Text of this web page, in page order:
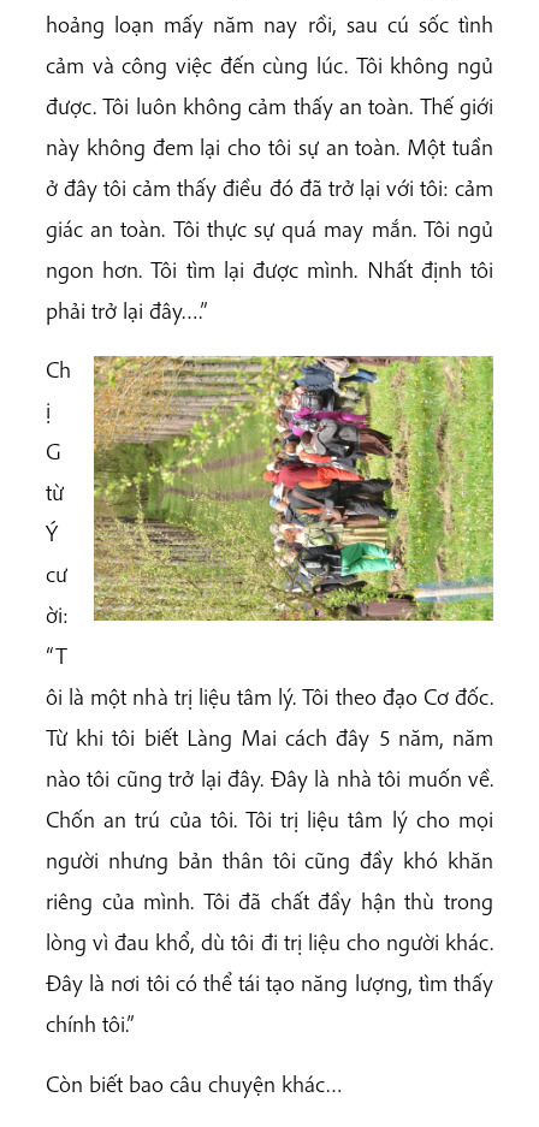
hoảng loạn mấy năm nay rồi, sau cú sốc tình
cảm và công việc đến cùng lúc. Tôi không ngủ
được. Tôi luôn không cảm thấy an toàn. Thế giới
này không đem lại cho tôi sự an toàn. Một tuần
ở đây tôi cảm thấy điều đó đã trở lại với tôi: cảm
giác an toàn. Tôi thực sự quá may mắn. Tôi ngủ
ngon hơn. Tôi tìm lại được mình. Nhất định tôi
phải trở lại đây….”
Ch
ị
G
từ
Ý
cư
ời:
“T
ôi là một nhà trị liệu tâm lý. Tôi theo đạo Cơ đốc.
Từ khi tôi biết Làng Mai cách đây 5 năm, năm
nào tôi cũng trở lại đây. Đây là nhà tôi muốn về.
Chốn an trú của tôi. Tôi trị liệu tâm lý cho mọi
người nhưng bản thân tôi cũng đầy khó khăn
riêng của mình. Tôi đã chất đầy hận thù trong
lòng vì đau khổ, dù tôi đi trị liệu cho người khác.
Đây là nơi tôi có thể tái tạo năng lượng, tìm thấy
chính tôi.”
Còn biết bao câu chuyện khác…